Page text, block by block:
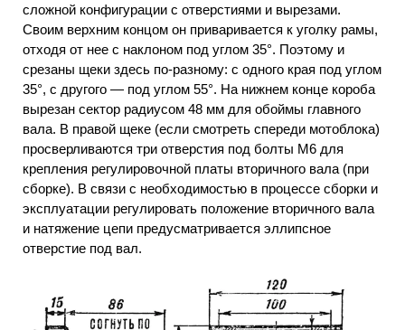
сложной конфигурации с отверстиями и вырезами.
Своим верхним концом он приваривается к уголку рамы,
отходя от нее с наклоном под углом 35°. Поэтому и
срезаны щеки здесь по-разному: с одного края под углом
35°, с другого — под углом 55°. На нижнем конце короба
вырезан сектор радиусом 48 мм для обоймы главного
вала. В правой щеке (если смотреть спереди мотоблока)
просверливаются три отверстия под болты М6 для
крепления регулировочной платы вторичного вала (при
сборке). В связи с необходимостью в процессе сборки и
эксплуатации регулировать положение вторичного вала
и натяжение цепи предусматривается эллипсное
отверстие под вал.